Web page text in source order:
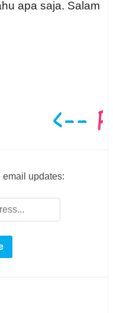
apa saja. Salam
email updates: